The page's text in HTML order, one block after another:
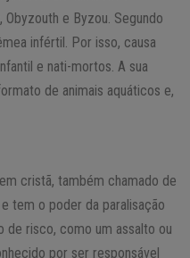
Obyzouth e Byzou. Segundo
infértil. Por isso, causa
e nati-mortos. A sua
de animais aquáticos e,
cristã, também chamado de
tem o poder da paralisação
de risco, como um assalto ou
por ser responsável